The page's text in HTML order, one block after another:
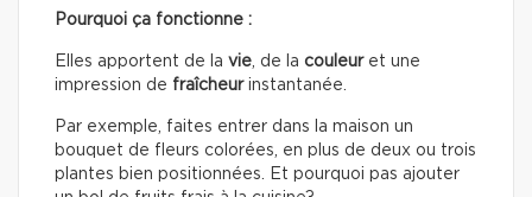
Pourquoi ça fonctionne :
Elles apportent de la vie, de la couleuret une
impression de fraîcheurinstantanée.
Par exemple, faites entrer dans la maison un
bouquet de fleurs colorées, en plus de deux ou trois
plantes bien positionnées. Et pourquoi pas ajouter